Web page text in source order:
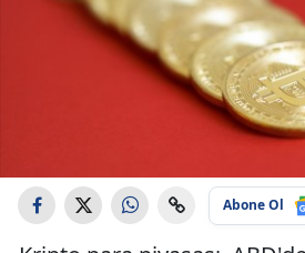
Abone Ol